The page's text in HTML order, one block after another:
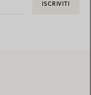
ISCRIVITI